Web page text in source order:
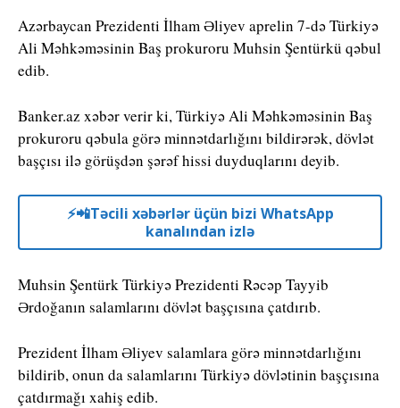
Azərbaycan Prezidenti İlham Əliyev aprelin 7-də Türkiyə
Ali Məhkəməsinin Baş prokuroru Muhsin Şentürkü qəbul
edib.
Banker.az xəbər verir ki, Türkiyə Ali Məhkəməsinin Baş
prokuroru qəbula görə minnətdarlığını bildirərək, dövlət
başçısı ilə görüşdən şərəf hissi duyduqlarını deyib.
⚡️📲Təcili xəbərlər üçün bizi WhatsApp
kanalından izlə
Muhsin Şentürk Türkiyə Prezidenti Rəcəp Tayyib
Ərdoğanın salamlarını dövlət başçısına çatdırıb.
Prezident İlham Əliyev salamlara görə minnətdarlığını
bildirib, onun da salamlarını Türkiyə dövlətinin başçısına
çatdırmağı xahiş edib.